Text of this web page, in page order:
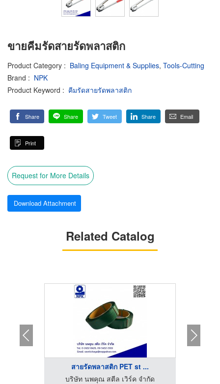
ขายคีมรัดสายรัดพลาสติก
Product Category : Baling Equipment & Supplies, Tools-Cutting
Brand : NPK
Product Keyword : คีมรัดสายรัดพลาสติก
Share Share Tweet Share Email
Print
Request for More Details
Download Attachment
Related Catalog
สายรัดพลาสติก PET st ...
บริษัท นพคุณ สตีล เวิร์ค จำกัด